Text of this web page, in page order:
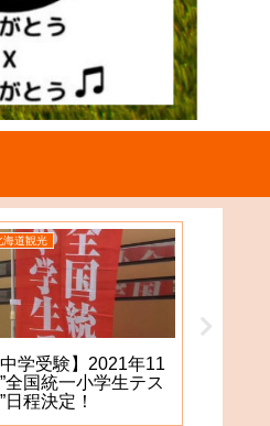
海道観光
中学受験】2021年11
全国統一小学生テス
”日程決定！